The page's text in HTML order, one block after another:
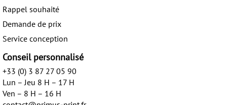
Rappel souhaité
Demande de prix
Service conception
Conseil personnalisé
+33 (0) 3 87 27 05 90
Lun – Jeu 8 H – 17 H
Ven – 8 H – 16 H